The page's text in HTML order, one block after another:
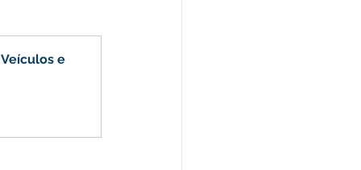
Esporte
e